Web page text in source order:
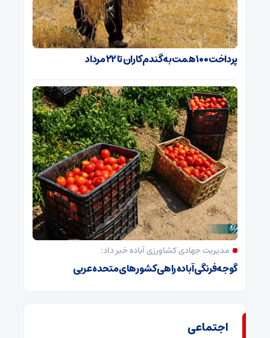
پرداخت ۱۰۰ همت به گندم‌کاران تا ۲۲ مرداد
مدیریت جهادی کشاورزی آباده خبر داد:
گوجه‌فرنگی آباده راهی کشورهای متحده عربی
اجتماعی